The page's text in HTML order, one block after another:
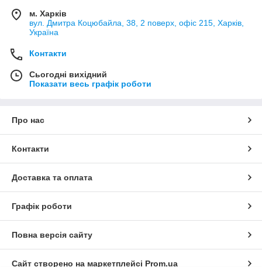
м. Харків
вул. Дмитра Коцюбайла, 38, 2 поверх, офіс 215, Харків,
Україна
Контакти
Сьогодні вихідний
Показати весь графік роботи
Про нас
Контакти
Доставка та оплата
Графік роботи
Повна версія сайту
Сайт створено на маркетплейсі Prom.ua